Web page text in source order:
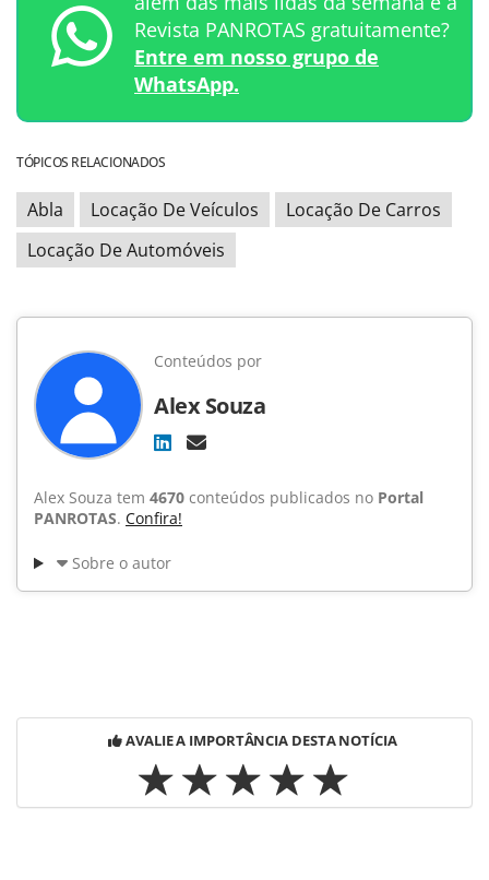
Revista PANROTAS gratuitamente?
Entre em nosso grupo de
WhatsApp.
TÓPICOS RELACIONADOS
Abla Locação De Veículos
Locação De Carros
Locação De Automóveis
Conteúdos por
Alex Souza
Alex Souza tem 4670 conteúdos publicados no Portal
PANROTAS. Confira!
Sobre o autor
AVALIE A IMPORTÂNCIA DESTA NOTÍCIA